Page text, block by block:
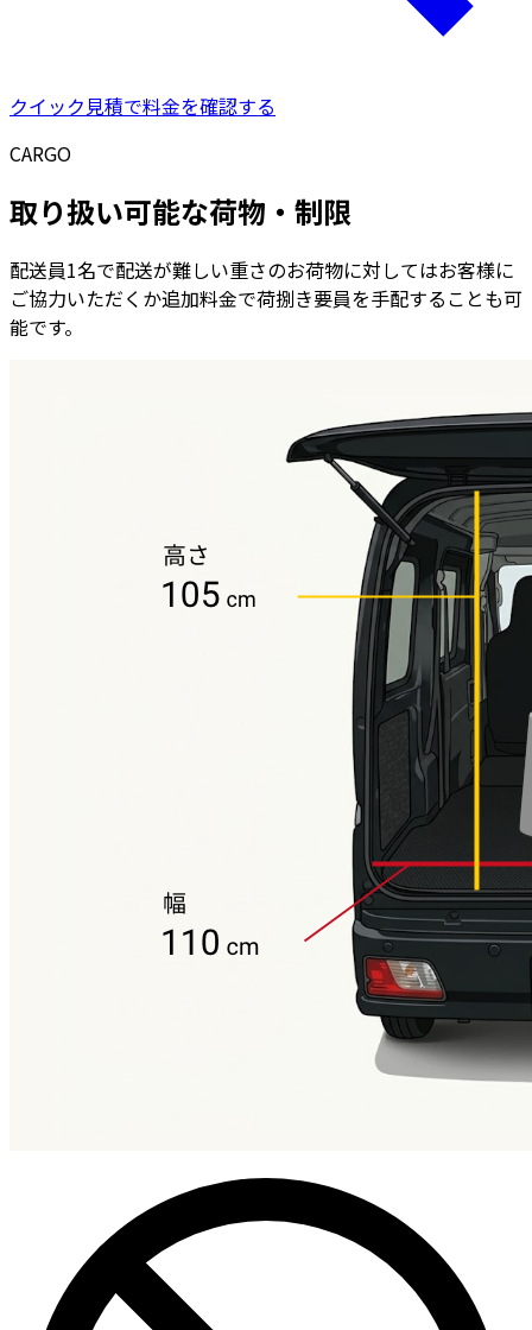
クイック見積で料金を確認する
CARGO
取り扱い可能な荷物・制限
配送員1名で配送が難しい重さのお荷物に対してはお客様に
ご協力いただくか追加料金で荷捌き要員を手配することも可
能です。